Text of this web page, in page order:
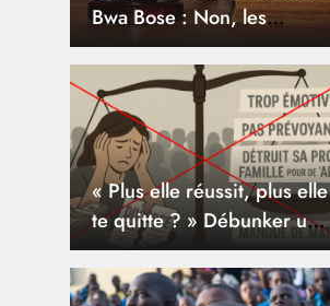
Bwa Bose : Non, les
décisions de la Ceni et la
Cour constitutionnelle n’ont
pas de fondement
juridique
« Plus elle réussit, plus elle
te quitte ? » Débunker une
idée reçue sur les femmes
puissantes